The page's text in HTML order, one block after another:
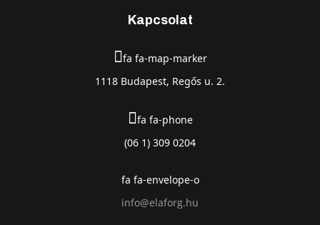
Kapcsolat
fa fa-map-marker
1118 Budapest, Regős u. 2.
fa fa-phone
(06 1) 309 0204
fa fa-envelope-o
info@elaforg.hu